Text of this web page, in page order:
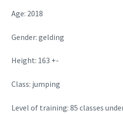
Age: 2018
Gender: gelding
Height: 163 +-
Class: jumping
Level of training: 85 classes